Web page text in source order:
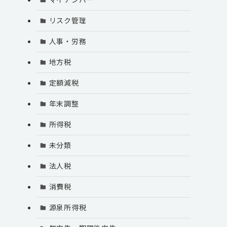
リスク管理
人事・労務
地方税
定額減税
年末調整
所得税
未分類
法人税
消費税
源泉所得税